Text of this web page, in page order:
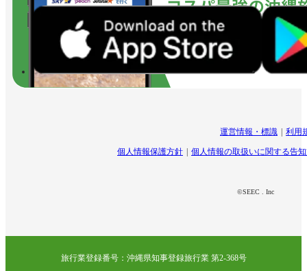
運営情報・標識 利用
個人情報保護方針 個人情報の取扱いに関する告
©SEEC . Inc
旅行業登録番号：沖縄県知事登録旅行業 第2-368号